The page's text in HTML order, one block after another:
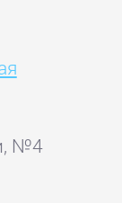
№4